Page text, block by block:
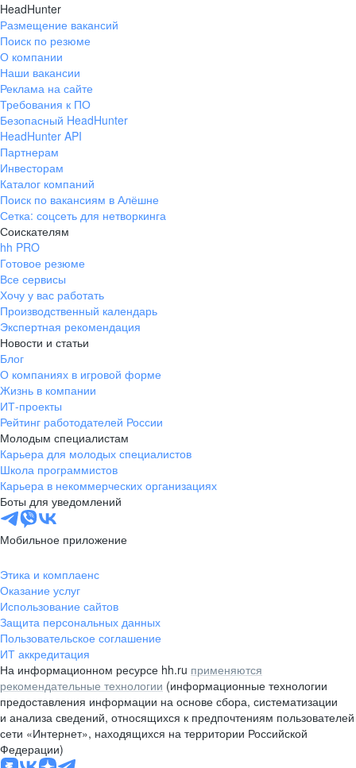
HeadHunter
Размещение вакансий
Поиск по резюме
О компании
Наши вакансии
Реклама на сайте
Требования к ПО
Безопасный HeadHunter
HeadHunter API
Партнерам
Инвесторам
Каталог компаний
Поиск по вакансиям в Алёшне
Сетка: соцсеть для нетворкинга
Соискателям
hh PRO
Готовое резюме
Все сервисы
Хочу у вас работать
Производственный календарь
Экспертная рекомендация
Новости и статьи
Блог
О компаниях в игровой форме
Жизнь в компании
ИТ-проекты
Рейтинг работодателей России
Молодым специалистам
Карьера для молодых специалистов
Школа программистов
Карьера в некоммерческих организациях
Боты для уведомлений
Мобильное приложение
Этика и комплаенс
Оказание услуг
Использование сайтов
Защита персональных данных
Пользовательское соглашение
ИТ аккредитация
На информационном ресурсе hh.ru применяются
рекомендательные технологии (информационные технологии
предоставления информации на основе сбора, систематизации
и анализа сведений, относящихся к предпочтениям пользователей
сети «Интернет», находящихся на территории Российской
Федерации)